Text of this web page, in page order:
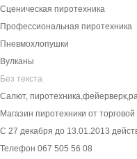
Сценическая пиротехника
Профессиональная пиротехника
Пневмохлопушки
Вулканы
Без текста
Салют,
Магазин пиротехники от
С 27 декабря до 13.01.2013
Телефон 067 505 56 08